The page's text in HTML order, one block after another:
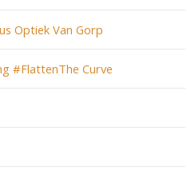
Optiek Van Gorp
#FlattenThe Curve